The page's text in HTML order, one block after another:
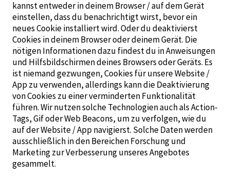
kannst entweder in deinem Browser / auf dem Gerät
einstellen, dass du benachrichtigt wirst, bevor ein
neues Cookie installiert wird. Oder du deaktivierst
Cookies in deinem Browser oder deinem Gerät. Die
nötigen Informationen dazu findest du in Anweisungen
und Hilfsbildschirmen deines Browsers oder Geräts. Es
ist niemand gezwungen, Cookies für unsere Website /
App zu verwenden, allerdings kann die Deaktivierung
von Cookies zu einer verminderten Funktionalität
führen. Wir nutzen solche Technologien auch als Action-
Tags, Gif oder Web Beacons, um zu verfolgen, wie du
auf der Website / App navigierst. Solche Daten werden
ausschließlich in den Bereichen Forschung und
Marketing zur Verbesserung unseres Angebotes
gesammelt.